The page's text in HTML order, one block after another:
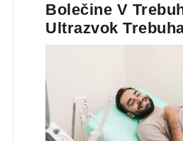
Bolečine V
Ultrazvok